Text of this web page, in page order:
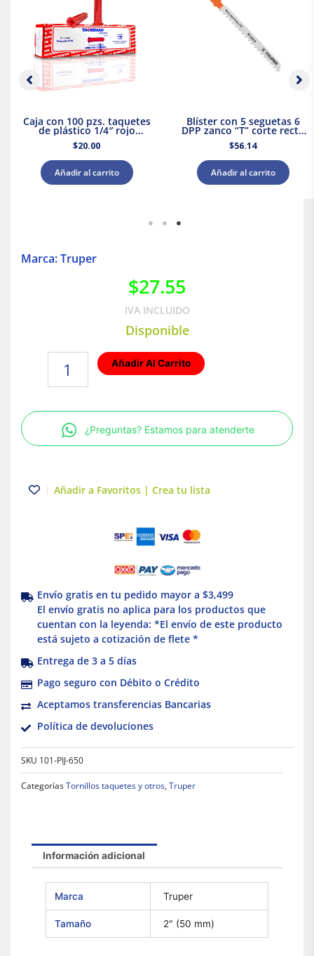
Caja con 100 pzs. taquetes
de plástico 1/4″ rojo
Thorsman
$20.00
Añadir al carrito
Blíster con 5 seguetas 6
DPP zanco “T” corte recto
madera Truper
$56.14
Añadir al carrito
Marca: Truper
$27.55
IVA INCLUIDO
Disponible
con
100
pzas.
Añadir Al Carrito
¿Preguntas? Estamos para atenderte
Añadir a Favoritos | Crea tu lista
Envío gratis en tu pedido mayor a $3,499
El envío gratis no aplica para los productos que
cuentan con la leyenda: *El envío de este producto
está sujeto a cotización de flete *
Entrega de 3 a 5 días
Pago seguro con Débito o Crédito
Aceptamos transferencias Bancarias
Política de devoluciones
SKU 101-PIJ-650
CategoríasTornillos taquetes y otros, Truper
Información adicional
Marca Truper
Tamaño 2" (50 mm)